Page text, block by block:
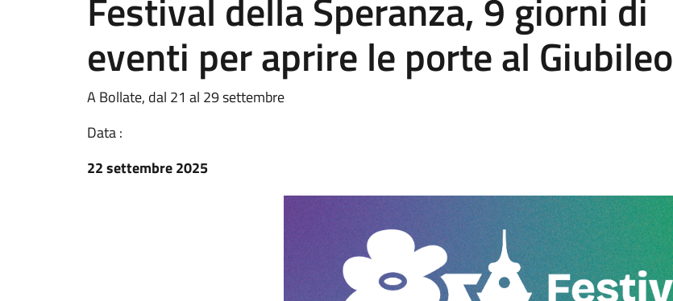
eventi per aprire le porte al Giubileo
A Bollate, dal 21 al 29 settembre
Data :
22 settembre 2025